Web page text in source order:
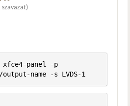
szavazat)
panel -p
name -s LVDS-1